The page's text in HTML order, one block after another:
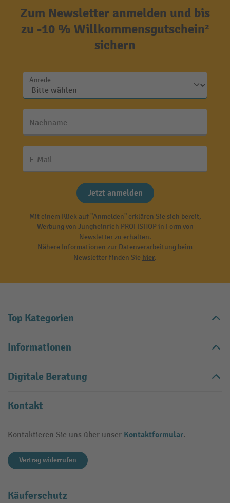
Zum Newsletter anmelden und bis
zu -10 % Willkommensgutschein²
sichern
Anrede
Nachname
E-Mail
Jetzt anmelden
Mit einem Klick auf "Anmelden" erklären Sie sich bereit,
Werbung von Jungheinrich PROFISHOP in Form von
Newsletter zu erhalten.
Nähere Informationen zur Datenverarbeitung beim
Newsletter finden Sie hier.
Top Kategorien
Informationen
Digitale Beratung
Kontakt
Kontaktieren Sie uns über unser Kontaktformular.
Vertrag widerrufen
Käuferschutz